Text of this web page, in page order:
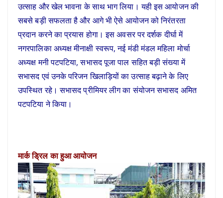
उत्साह और खेल भावना के साथ भाग लिया। यही इस आयोजन की
सबसे बड़ी सफलता है और आगे भी ऐसे आयोजन को निरंतरता
प्रदान करने का प्रयास होगा। इस अवसर पर दर्शक दीर्घा में
नगरपालिका अध्यक्ष मीनाक्षी स्वरूप, नई मंडी मंडल महिला मोर्चा
अध्यक्ष मनी पटपटिया, सभासद पूजा पाल सहित बड़ी संख्या में
सभासद एवं उनके परिजन खिलाड़ियों का उत्साह बढ़ाने के लिए
उपस्थित रहे। सभासद प्रीमियर लीग का संयोजन सभासद अमित
पटपटिया ने किया।
मार्क ड्रिल का हुआ आयोजन